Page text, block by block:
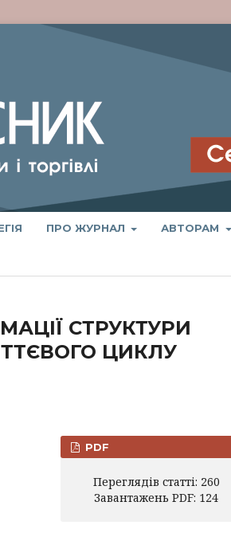
ПРО ЖУРНАЛ АВТОРАМ
СТРУКТУРИ
ЦИКЛУ
PDF
Переглядів статті: 260
Завантажень PDF: 124